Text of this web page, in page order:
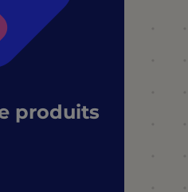
produits